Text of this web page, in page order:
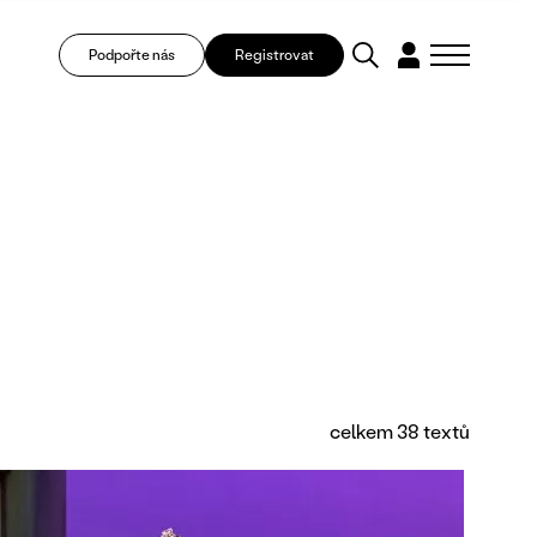
Podpořte nás Registrovat
celkem 38 textů